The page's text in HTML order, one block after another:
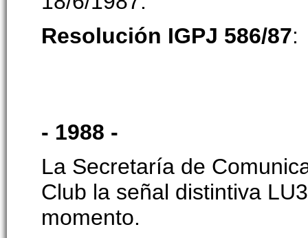
Resolución IGPJ 586/87
- 1988 -
La Secretaría de
Club la señal distintiva
momento.